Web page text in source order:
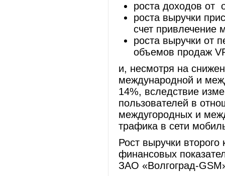
роста доходов от
роста выручки
счет привлечение
роста выручки от
объемов продаж
и, несмотря на
международной и
14%, вследствие
пользователей в
междугородных и
трафика в сети
Рост выручки
финансовых
ЗАО «Волгоград-